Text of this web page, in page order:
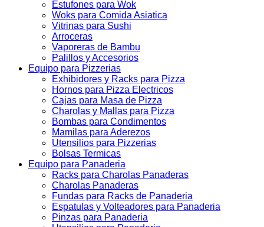
Estufones para Wok
Woks para Comida Asiatica
Vitrinas para Sushi
Arroceras
Vaporeras de Bambu
Palillos y Accesorios
Equipo para Pizzerias
Exhibidores y Racks para Pizza
Hornos para Pizza Electricos
Cajas para Masa de Pizza
Charolas y Mallas para Pizza
Bombas para Condimentos
Mamilas para Aderezos
Utensilios para Pizzerias
Bolsas Termicas
Equipo para Panaderia
Racks para Charolas Panaderas
Charolas Panaderas
Fundas para Racks de Panaderia
Espatulas y Volteadores para Panaderia
Pinzas para Panaderia